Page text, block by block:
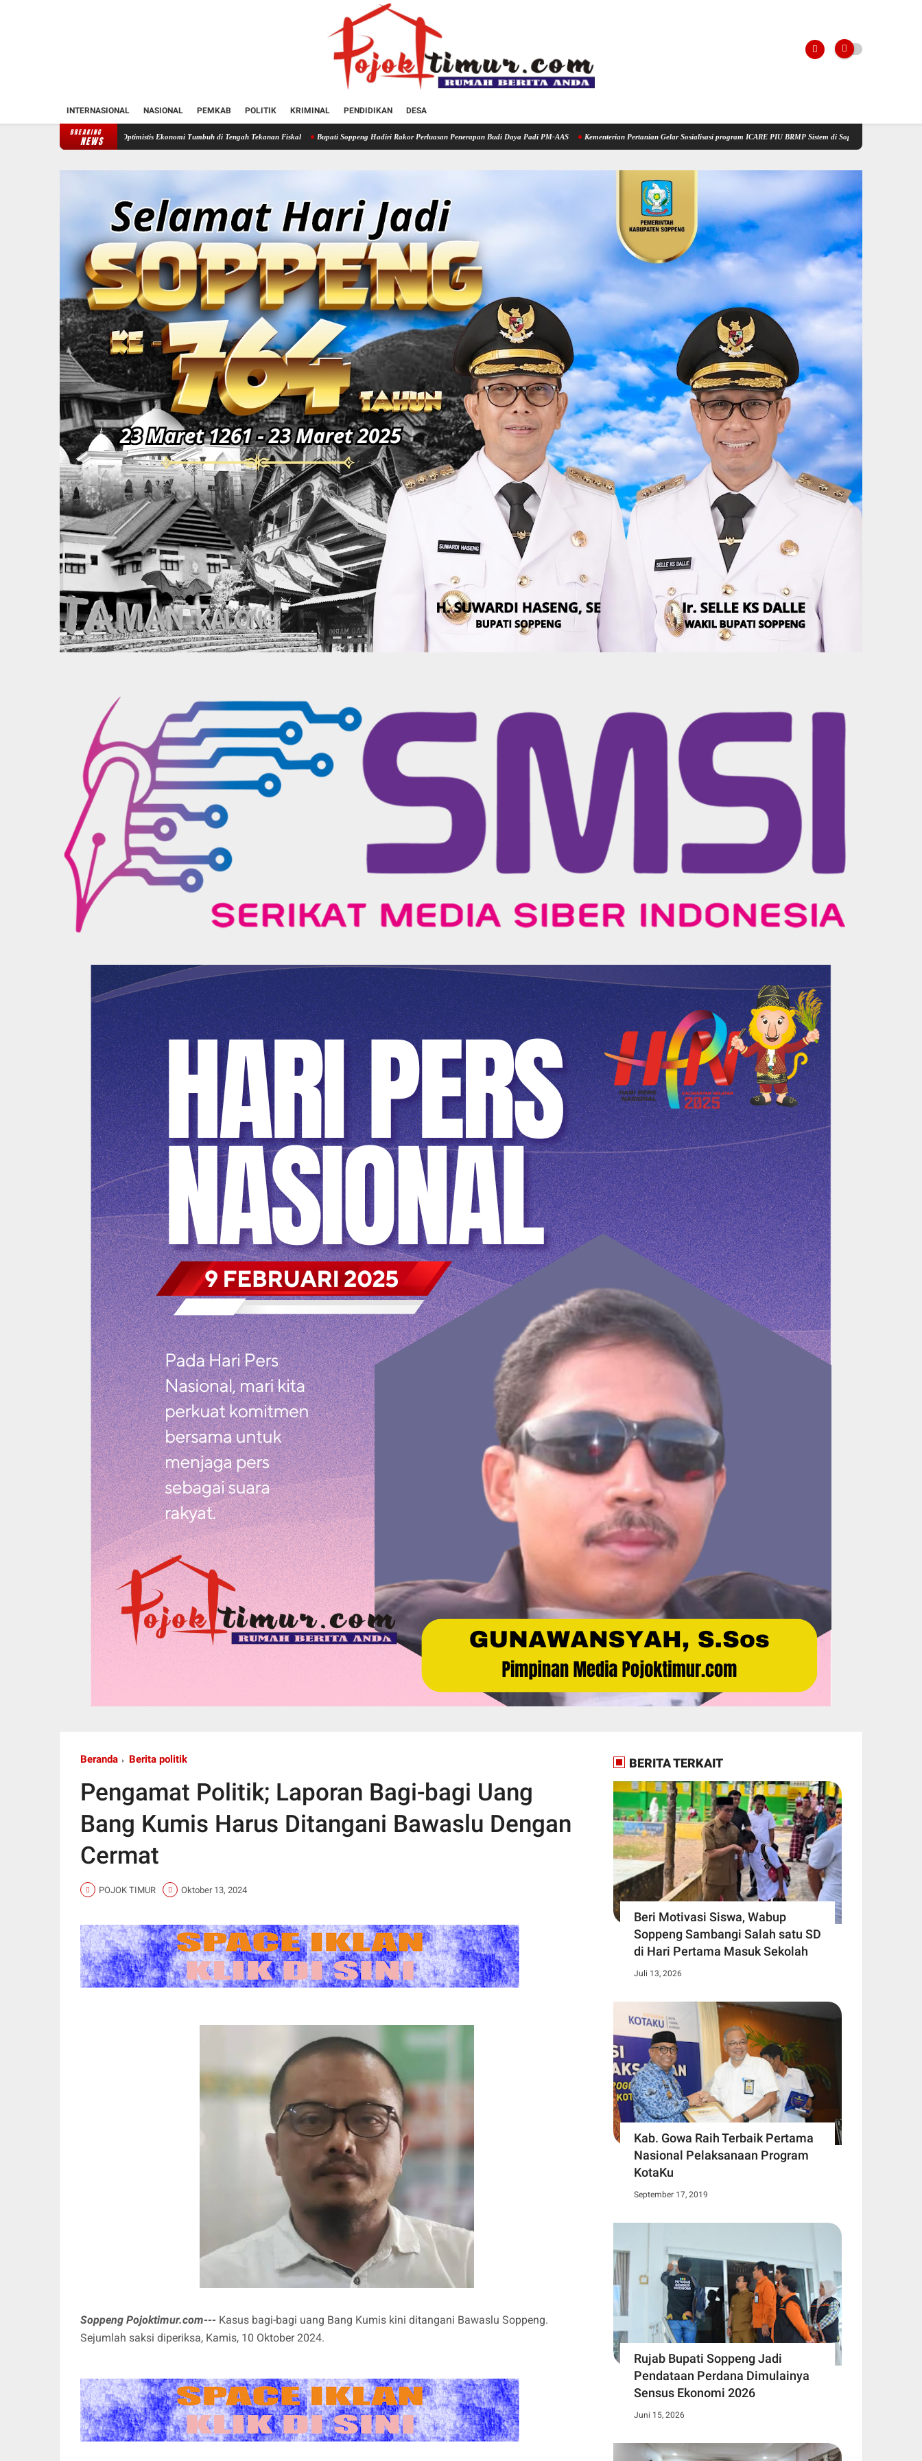
INTERNASIONAL NASIONAL PEMKAB POLITIK KRIMINAL PENDIDIKAN DESA
BREAKING
NEWS
Bupati Soppeng Optimistis Ekonomi Tumbuh di Tengah Tekanan Fiskal Bupati Soppeng Hadiri Rakor Perluasan Penerapan Budi Daya Padi PM-AAS Kementerian Pertanian Gelar Sosialisasi program ICARE PIU BRMP Sistem di Soppeng Wujudkan visi Listrik Masuk
Beranda Berita politik
Pengamat Politik; Laporan Bagi-bagi Uang
Bang Kumis Harus Ditangani Bawaslu Dengan
Cermat
POJOK TIMUR Oktober 13, 2024
Soppeng Pojoktimur.com--- Kasus bagi-bagi uang Bang Kumis kini ditangani Bawaslu Soppeng.
Sejumlah saksi diperiksa, Kamis, 10 Oktober 2024.
BERITA TERKAIT
Beri Motivasi Siswa, Wabup
Soppeng Sambangi Salah satu SD
di Hari Pertama Masuk Sekolah
Juli 13, 2026
Kab. Gowa Raih Terbaik Pertama
Nasional Pelaksanaan Program
KotaKu
September 17, 2019
Rujab Bupati Soppeng Jadi
Pendataan Perdana Dimulainya
Sensus Ekonomi 2026
Juni 15, 2026